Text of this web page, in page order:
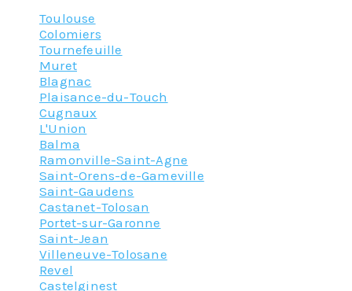
Toulouse
Colomiers
Tournefeuille
Muret
Blagnac
Plaisance-du-Touch
Cugnaux
L'Union
Balma
Ramonville-Saint-Agne
Saint-Orens-de-Gameville
Saint-Gaudens
Castanet-Tolosan
Portet-sur-Garonne
Saint-Jean
Villeneuve-Tolosane
Revel
Castelginest